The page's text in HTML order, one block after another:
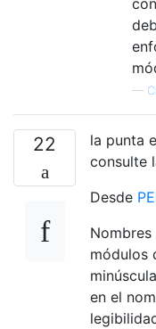
—
22
la punta
consulte
Desde
módulos
en el